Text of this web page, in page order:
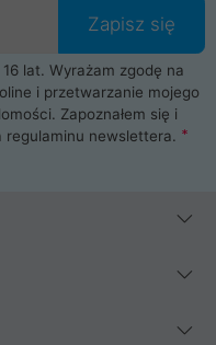
Zapisz się
lat. Wyrażam zgodę na
i przetwarzanie mojego
Zapoznałem się i
regulaminu newslettera.